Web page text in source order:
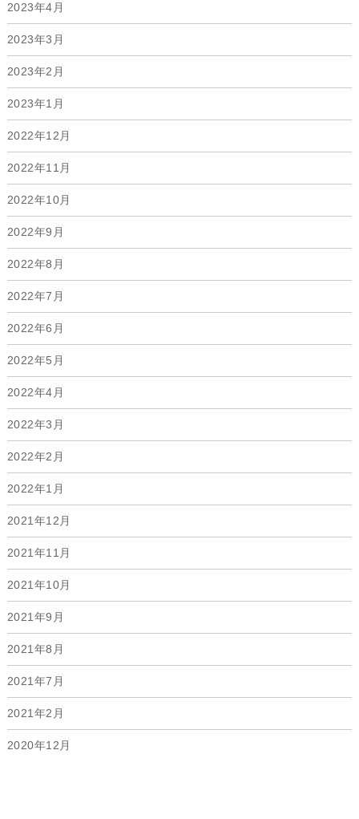
2023年4月
2023年3月
2023年2月
2023年1月
2022年12月
2022年11月
2022年10月
2022年9月
2022年8月
2022年7月
2022年6月
2022年5月
2022年4月
2022年3月
2022年2月
2022年1月
2021年12月
2021年11月
2021年10月
2021年9月
2021年8月
2021年7月
2021年2月
2020年12月